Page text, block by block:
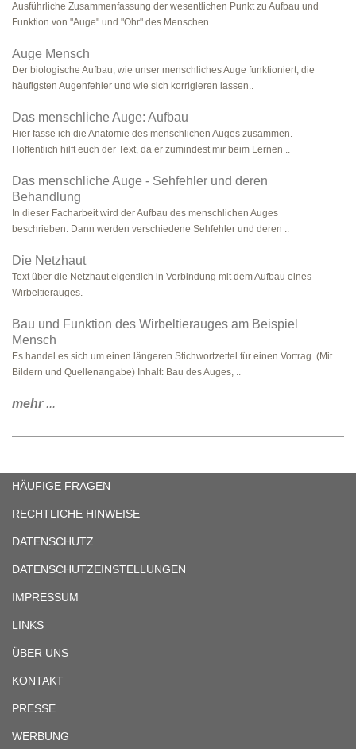
Ausführliche Zusammenfassung der wesentlichen Punkt zu Aufbau und
Funktion von "Auge" und "Ohr" des Menschen.
Auge Mensch
Der biologische Aufbau, wie unser menschliches Auge funktioniert, die
häufigsten Augenfehler und wie sich korrigieren lassen..
Das menschliche Auge: Aufbau
Hier fasse ich die Anatomie des menschlichen Auges zusammen.
Hoffentlich hilft euch der Text, da er zumindest mir beim Lernen ..
Das menschliche Auge - Sehfehler und deren
Behandlung
In dieser Facharbeit wird der Aufbau des menschlichen Auges
beschrieben. Dann werden verschiedene Sehfehler und deren ..
Die Netzhaut
Text über die Netzhaut eigentlich in Verbindung mit dem Aufbau eines
Wirbeltierauges.
Bau und Funktion des Wirbeltierauges am Beispiel
Mensch
Es handel es sich um einen längeren Stichwortzettel für einen Vortrag. (Mit
Bildern und Quellenangabe) Inhalt: Bau des Auges, ..
mehr...
HÄUFIGE FRAGEN
RECHTLICHE HINWEISE
DATENSCHUTZ
DATENSCHUTZEINSTELLUNGEN
IMPRESSUM
LINKS
ÜBER UNS
KONTAKT
PRESSE
WERBUNG